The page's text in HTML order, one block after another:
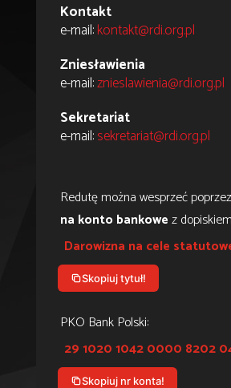
Kontakt
e-mail:kontakt@rdi.org.pl
Zniesławienia
e-mail:znieslawienia@rdi.org.pl
Sekretariat
e-mail:sekretariat@rdi.org.pl
Redutę można wesprzeć
na konto bankowez dopiskiem
Darowizna na cele
Skopiuj tytuł!
PKO Bank Polski:
29 1020 1042 0000 8202
Skopiuj nr konta!